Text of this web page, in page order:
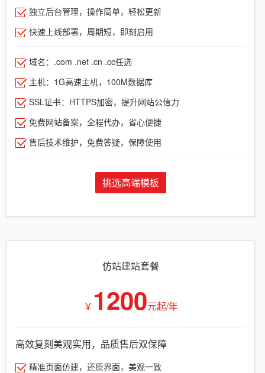
独立后台管理，操作简单，轻松更新
快速上线部署，周期短，即刻启用
域名：.com .net .cn .cc任选
主机：1G高速主机，100M数据库
SSL证书：HTTPS加密，提升网站公信力
免费网站备案，全程代办，省心便捷
售后技术维护，免费答疑，保障使用
挑选高端模板
仿站建站套餐
￥ 1200元起/年
高效复刻美观实用，品质售后双保障
精准页面仿建，还原界面，美观一致